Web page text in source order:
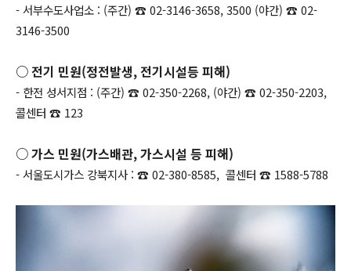
- 서부수도사업소 : (주간) ☎ 02-3146-3658, 3500 (야간) ☎ 02-
3146-3500
○ 전기 민원(정전발생, 전기시설등 피해)
- 한전 성서지점 : (주간) ☎ 02-350-2268, (야간) ☎ 02-350-2203,
콜센터 ☎ 123
○ 가스 민원(가스배관, 가스시설 등 피해)
- 서울도시가스 강북지사 : ☎ 02-380-8585, 콜센터 ☎ 1588-5788